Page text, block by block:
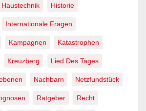
Haustechnik Historie
Internationale Fragen
Kampagnen Katastrophen
Kreuzberg Lied Des Tages
Nachbarn Netzfundstück
Ratgeber Recht